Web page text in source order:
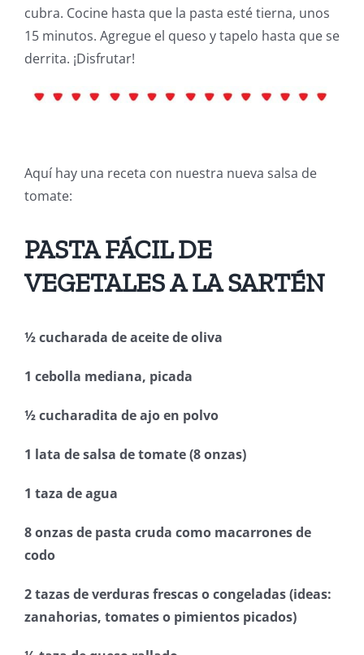
cubra. Cocine hasta que la pasta esté tierna, unos
15 minutos. Agregue el queso y tapelo hasta que se
derrita. ¡Disfrutar!
Aquí hay una receta con nuestra nueva salsa de
tomate:
PASTA FÁCIL DE
VEGETALES A LA SARTÉN
½ cucharada de aceite de oliva
1 cebolla mediana, picada
½ cucharadita de ajo en polvo
1 lata de salsa de tomate (8 onzas)
1 taza de agua
8 onzas de pasta cruda como macarrones de
codo
2 tazas de verduras frescas o congeladas (ideas:
zanahorias, tomates o pimientos picados)